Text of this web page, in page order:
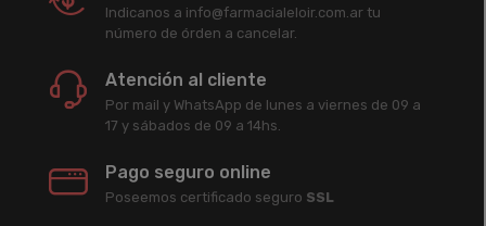
Indicanos a info@farmacialeloir.com.ar tu
número de órden a cancelar.
Atención al cliente
Por mail y WhatsApp de lunes a viernes de 09 a
17 y sábados de 09 a 14hs.
Pago seguro online
Poseemos certificado seguro SSL